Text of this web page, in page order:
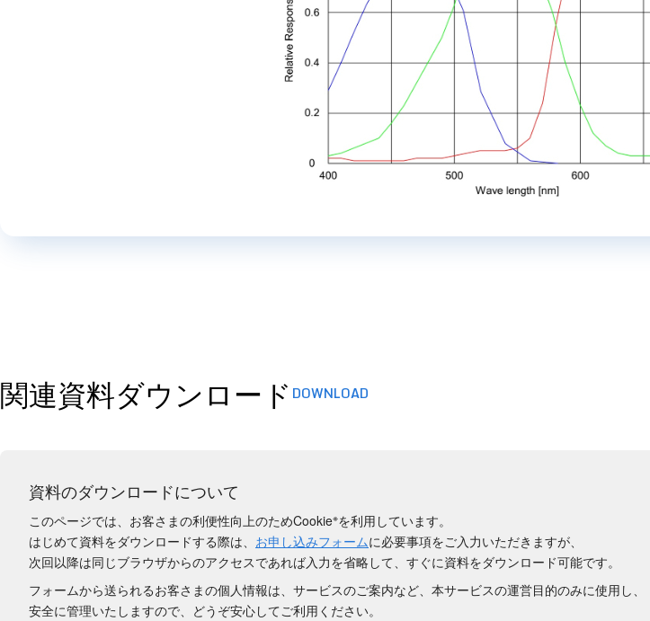
DOWNLOAD
関連資料ダウンロード
資料のダウンロードについて
このページでは、お客さまの利便性向上のためCookie※を利用しています。
はじめて資料をダウンロードする際は、 お申し込みフォームに必要事項をご入力いただきますが、
次回以降は同じブラウザからのアクセスであれば入力を省略して、すぐに資料をダウンロード可能です。
フォームから送られるお客さまの個人情報は、サービスのご案内など、本サービスの運営目的のみに使用し、
安全に管理いたしますので、どうぞ安心してご利用ください。